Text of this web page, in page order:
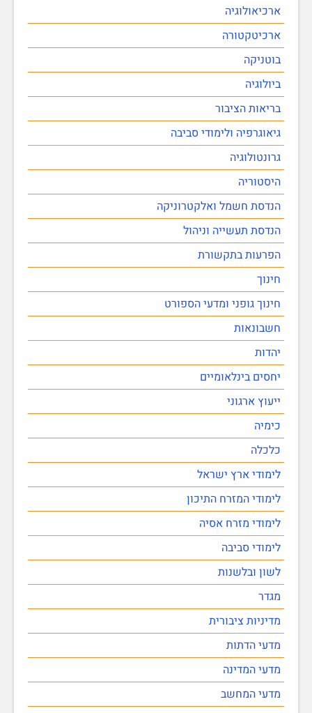
ארכיאולוגיה
ארכיטקטורה
בוטניקה
ביולוגיה
בריאות הציבור
גיאוגרפיה ולימודי סביבה
גרונטולוגיה
היסטוריה
הנדסת חשמל ואלקטרוניקה
הנדסת תעשייה וניהול
הפרעות בתקשורת
חינוך
חינוך גופני ומדעי הספורט
חשבונאות
יהדות
יחסים בינלאומיים
ייעוץ ארגוני
כימיה
כלכלה
לימודי ארץ ישראל
לימודי המזרח התיכון
לימודי מזרח אסיה
לימודי סביבה
לשון ובלשנות
מגדר
מדיניות ציבורית
מדעי הדתות
מדעי המדינה
מדעי המחשב